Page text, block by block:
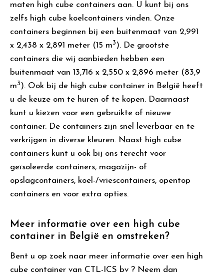
maten high cube containers aan. U kunt bij ons
zelfs high cube koelcontainers vinden. Onze
containers beginnen bij een buitenmaat van 2,991
x 2,438 x 2,891 meter (15 m3 ). De grootste
containers die wij aanbieden hebben een
buitenmaat van 13,716 x 2,550 x 2,896 meter (83,9
m3 ). Ook bij de high cube container in België heeft
u de keuze om te huren of te kopen. Daarnaast
kunt u kiezen voor een gebruikte of nieuwe
container. De containers zijn snel leverbaar en te
verkrijgen in diverse kleuren. Naast high cube
containers kunt u ook bij ons terecht voor
geïsoleerde containers, magazijn- of
opslagcontainers, koel-/vriescontainers, opentop
containers en voor extra opties.
Meer informatie over een high cube
container in België en omstreken?
Bent u op zoek naar meer informatie over een high
cube container van CTL-ICS bv ? Neem dan